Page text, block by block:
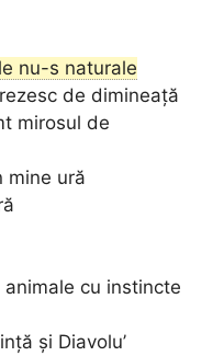
nu-s naturale
de dimineață
mirosul de
mine ură
cu instincte
și Diavolu’